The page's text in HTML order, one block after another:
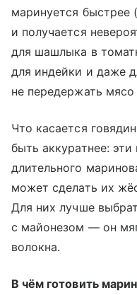
маринуется быстрее
и получается
для шашлыка в
для индейки и даже
не передержать
Что касается
быть аккуратнее:
длительного
может сделать их
Для них лучше
с майонезом — он
волокна.
В чём готовить